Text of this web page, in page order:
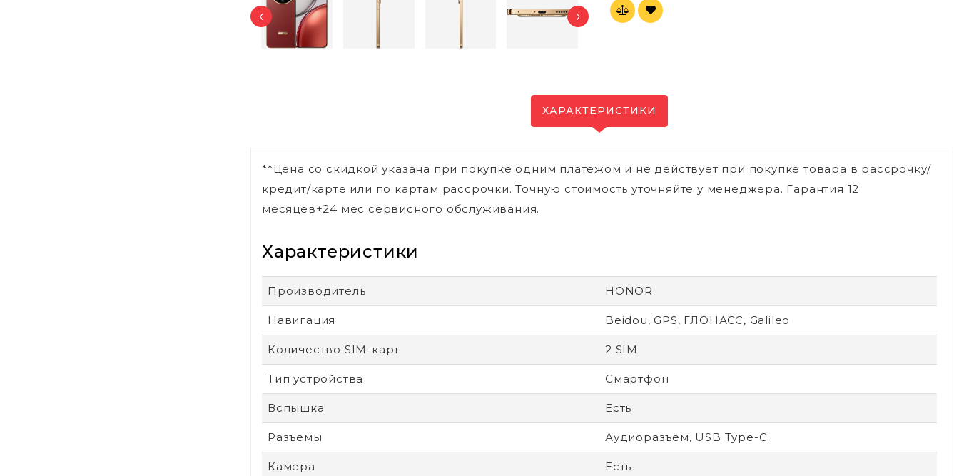
‹ ›
ХАРАКТЕРИСТИКИ
**Цена со скидкой указана при покупке одним платежом и не действует при покупке товара в рассрочку/
кредит/карте или по картам рассрочки. Точную стоимость уточняйте у менеджера. Гарантия 12
месяцев+24 мес сервисного обслуживания.
Характеристики
Производитель HONOR
Навигация Beidou, GPS, ГЛОНАСС, Galileo
Количество SIM-карт 2 SIM
Тип устройства Смартфон
Вспышка Есть
Разъемы Аудиоразъем, USB Type-C
Камера Есть